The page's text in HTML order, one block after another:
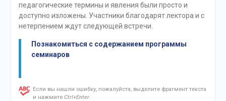
педагогические термины и явления были просто и
доступно изложены. Участники благодарят лектора и с
нетерпением ждут следующей встречи.
Познакомиться с содержанием программы
семинаров
Если вы нашли ошибку, пожалуйста, выделите фрагмент текста
и нажмите Ctrl+Enter.